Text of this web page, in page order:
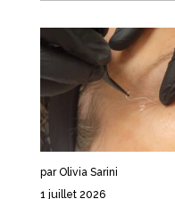
par Olivia Sarini
1 juillet 2026